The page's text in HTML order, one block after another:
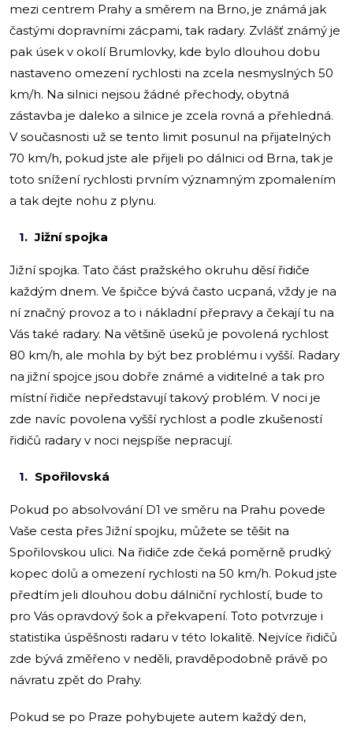
mezi centrem Prahy a směrem na Brno, je známá jak
častými dopravními zácpami, tak radary. Zvlášť známý je
pak úsek v okolí Brumlovky, kde bylo dlouhou dobu
nastaveno omezení rychlosti na zcela nesmyslných 50
km/h. Na silnici nejsou žádné přechody, obytná
zástavba je daleko a silnice je zcela rovná a přehledná.
V současnosti už se tento limit posunul na přijatelných
70 km/h, pokud jste ale přijeli po dálnici od Brna, tak je
toto snížení rychlosti prvním významným zpomalením
a tak dejte nohu z plynu.
Jižní spojka
Jižní spojka. Tato část pražského okruhu děsí řidiče
každým dnem. Ve špičce bývá často ucpaná, vždy je na
ní značný provoz a to i nákladní přepravy a čekají tu na
Vás také radary. Na většině úseků je povolená rychlost
80 km/h, ale mohla by být bez problému i vyšší. Radary
na jižní spojce jsou dobře známé a viditelné a tak pro
místní řidiče nepředstavují takový problém. V noci je
zde navíc povolena vyšší rychlost a podle zkušeností
řidičů radary v noci nejspíše nepracují.
Spořilovská
Pokud po absolvování D1 ve směru na Prahu povede
Vaše cesta přes Jižní spojku, můžete se těšit na
Spořilovskou ulici. Na řidiče zde čeká poměrně prudký
kopec dolů a omezení rychlosti na 50 km/h. Pokud jste
předtím jeli dlouhou dobu dálniční rychlostí, bude to
pro Vás opravdový šok a překvapení. Toto potvrzuje i
statistika úspěšnosti radaru v této lokalitě. Nejvíce řidičů
zde bývá změřeno v neděli, pravděpodobně právě po
návratu zpět do Prahy.
Pokud se po Praze pohybujete autem každý den,